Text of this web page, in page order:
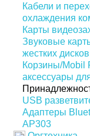
Кабели и
охлаждения
Карты
Звуковые
жестких дисков
Корзины/Mobil
аксессуары
USB
Адаптеры
AP303